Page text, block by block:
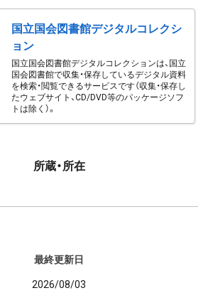
国立国会図書館デジタルコレクシ
ョン
国立国会図書館デジタルコレクションは、国立
国会図書館で収集・保存しているデジタル資料
を検索・閲覧できるサービスです（収集・保存し
たウェブサイト、CD/DVD等のパッケージソフ
トは除く）。
所蔵・所在
最終更新日
2026/08/03